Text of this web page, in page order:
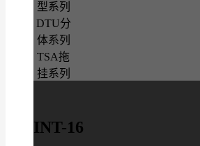
型系列
DTU分
体系列
TSA拖
挂系列
INT-16